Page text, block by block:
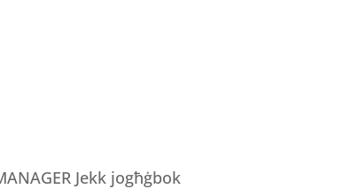
Jekk jogħġbok